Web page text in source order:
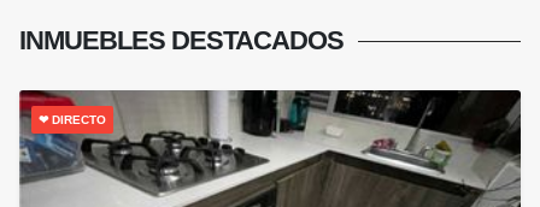
INMUEBLES DESTACADOS
❤ DIRECTO